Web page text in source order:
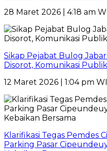
28 Maret 2026 | 4:18 am
Sikap Pejabat Bulog
Disorot, Komunikasi
12 Maret 2026 | 1:04 pm
Klarifikasi Tegas Pemdes
Parking Pasar